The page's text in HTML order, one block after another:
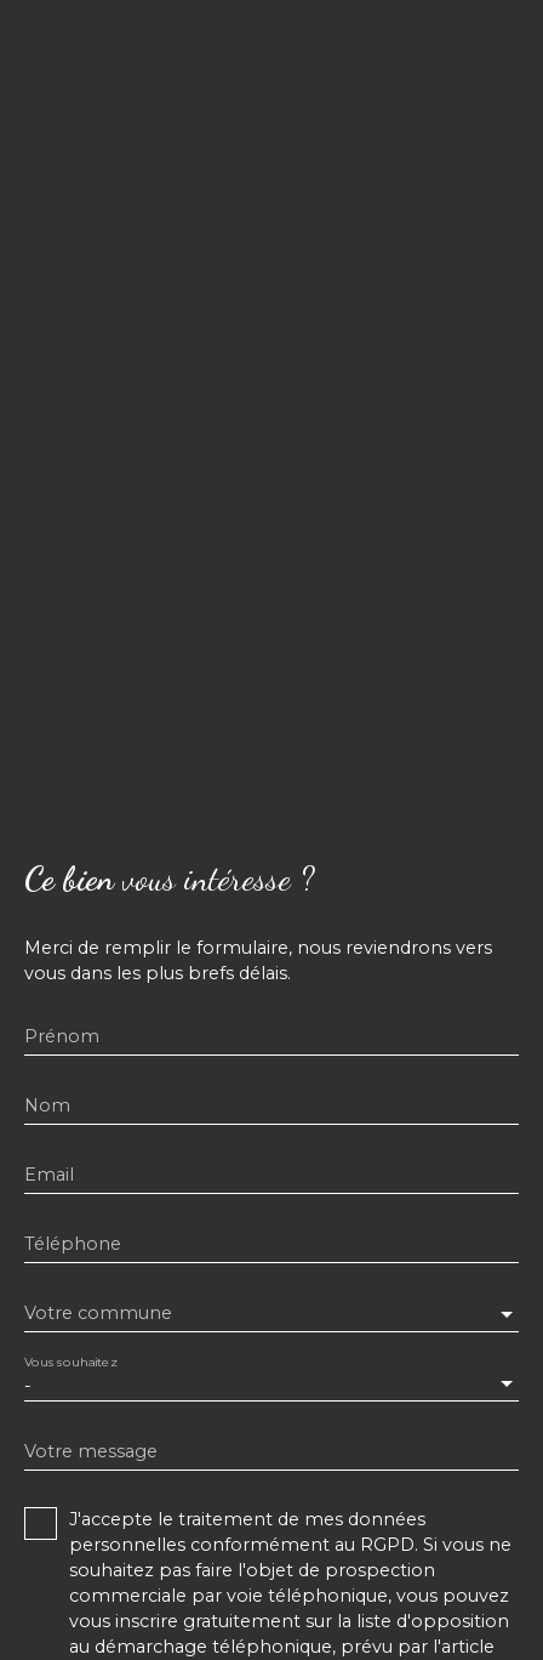
Ce bien vous intéresse ?
Merci de remplir le formulaire, nous reviendrons vers
vous dans les plus brefs délais.
Prénom
Nom
Email
Téléphone
Votre commune
-
Vous souhaitez
Votre message
J'accepte le traitement de mes données
personnelles conformément au RGPD. Si vous ne
souhaitez pas faire l'objet de prospection
commerciale par voie téléphonique, vous pouvez
vous inscrire gratuitement sur la liste d'opposition
au démarchage téléphonique, prévu par l'article